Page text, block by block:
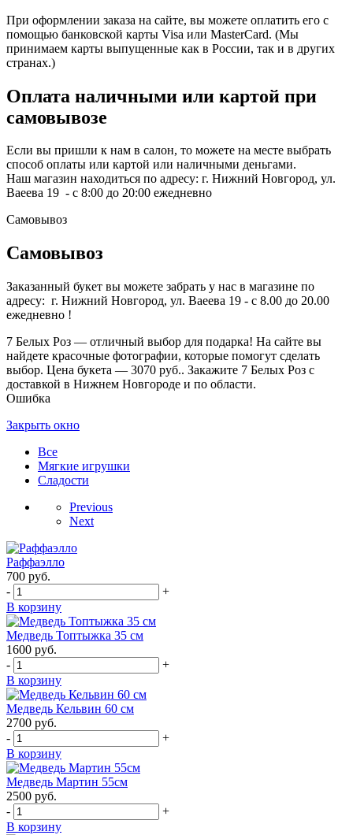
При оформлении заказа на сайте, вы можете оплатить его с
помощью банковской карты Visa или MasterCard. (Мы
принимаем карты выпущенные как в России, так и в других
странах.)
Оплата наличными или картой при
самовывозе
Если вы пришли к нам в салон, то можете на месте выбрать
способ оплаты или картой или наличными деньгами.
Наш магазин находиться по адресу: г. Нижний Новгород, ул.
Ваеева 19 - с 8:00 до 20:00 ежедневно
Самовывоз
Самовывоз
Заказанный букет вы можете забрать у нас в магазине по
адресу: г. Нижний Новгород, ул. Ваеева 19 - с 8.00 до 20.00
ежедневно !
7 Белых Роз — отличный выбор для подарка! На сайте вы
найдете красочные фотографии, которые помогут сделать
выбор. Цена букета — 3070 руб.. Закажите 7 Белых Роз с
доставкой в Нижнем Новгороде и по области.
Ошибка
Закрыть окно
Все
Мягкие игрушки
Сладости
Previous
Next
Раффаэлло
700 руб.
-
+
В корзину
Медведь Топтыжка 35 см
1600 руб.
-
+
В корзину
Медведь Кельвин 60 см
2700 руб.
-
+
В корзину
Медведь Мартин 55см
2500 руб.
-
+
В корзину